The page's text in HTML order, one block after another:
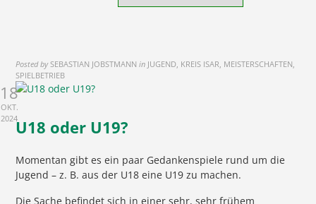
Posted by SEBASTIAN JOBSTMANN in JUGEND, KREIS ISAR, MEISTERSCHAFTEN,
SPIELBETRIEB
18
OKT.
2024U18 oder U19?
Momentan gibt es ein paar Gedankenspiele rund um die
Jugend – z. B. aus der U18 eine U19 zu machen.
Die Sache befindet sich in einer sehr, sehr frühem